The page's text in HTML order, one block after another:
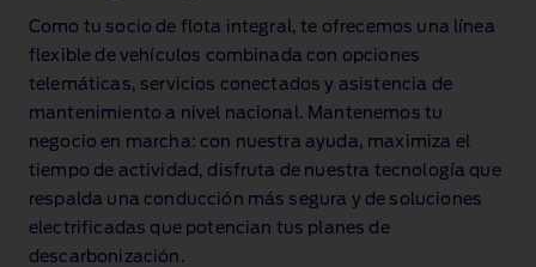
Como tu socio de flota integral, te ofrecemos una línea
flexible de vehículos combinada con opciones
telemáticas, servicios conectados y asistencia de
mantenimiento a nivel nacional. Mantenemos tu
negocio en marcha: con nuestra ayuda, maximiza el
tiempo de actividad, disfruta de nuestra tecnología que
respalda una conducción más segura y de soluciones
electrificadas que potencian tus planes de
descarbonización.